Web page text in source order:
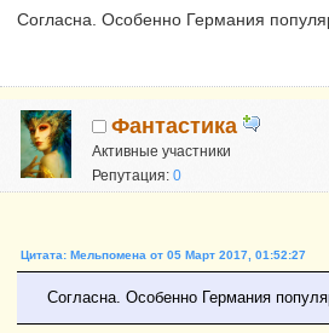
Согласна. Особенно Германия
Фантастика
Активные участники
Репутация:0
Цитата: Мельпомена от 05 Март 2017, 01:52:27
Согласна. Особенно Германия